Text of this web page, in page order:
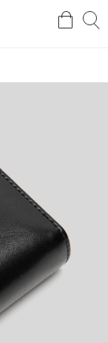
검